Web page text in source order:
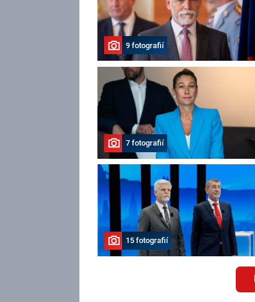
9 fotografií
7 fotografií
15 fotografií